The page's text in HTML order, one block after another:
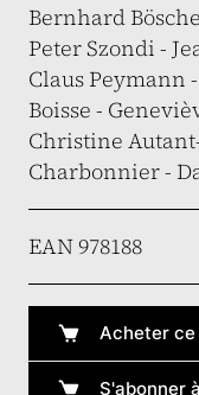
Bernhard
Peter Szondi -
Claus Peymann
Boisse -
Christine
Charbonnier -
EAN 978188
Acheter ce
S'abonner